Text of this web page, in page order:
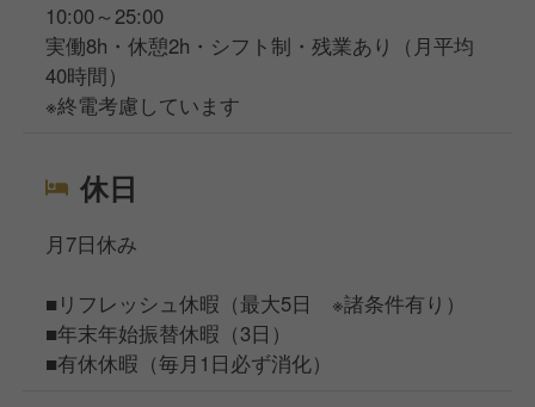
10:00～25:00
実働8h・休憩2h・シフト制・残業あり（月平均
40時間）
※終電考慮しています
休日
月7日休み
■リフレッシュ休暇（最大5日 ※諸条件有り）
■年末年始振替休暇（3日）
■有休休暇（毎月1日必ず消化）